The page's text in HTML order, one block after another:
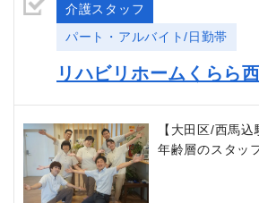
介護スタッフ
パート・アルバイト/日勤帯
リハビリホームくらら
【大田区/西馬
年齢層のスタッ